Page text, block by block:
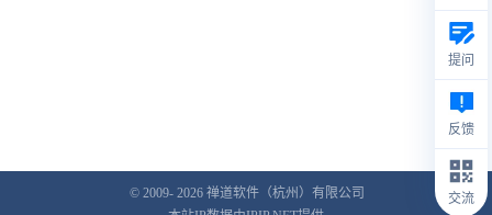
© 2009- 2026 禅道软件（杭州）有限公司
提问
反馈
交流